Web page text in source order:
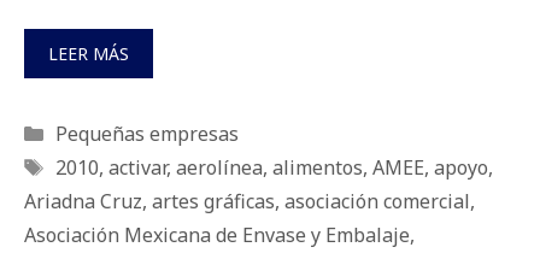
LEER MÁS
Categorías
Pequeñas empresas
Etiquetas
2010, activar, aerolínea, alimentos, AMEE, apoyo,
Ariadna Cruz, artes gráficas, asociación comercial,
Asociación Mexicana de Envase y Embalaje,